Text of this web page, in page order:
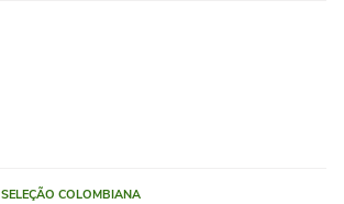
SELEÇÃO COLOMBIANA